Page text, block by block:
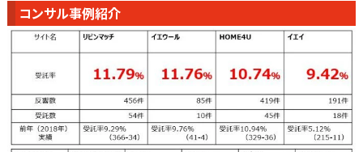
コンサル事例紹介